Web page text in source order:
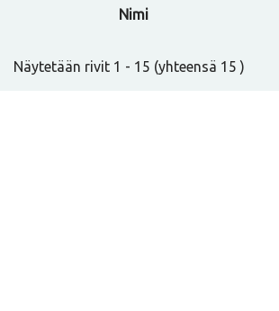
Nimi
Näytetään rivit 1 - 15 (yhteensä 15 )